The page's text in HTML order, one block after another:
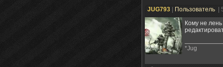
JUG793 Пользователь
|
Кому не
*Jug